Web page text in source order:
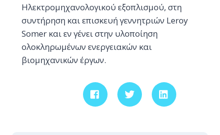
Ηλεκτρομηχανολογικού εξοπλισμού, στη
συντήρηση και επισκευή γεννητριών Leroy
Somer και εν γένει στην υλοποίηση
ολοκληρωμένων ενεργειακών και
βιομηχανικών έργων.